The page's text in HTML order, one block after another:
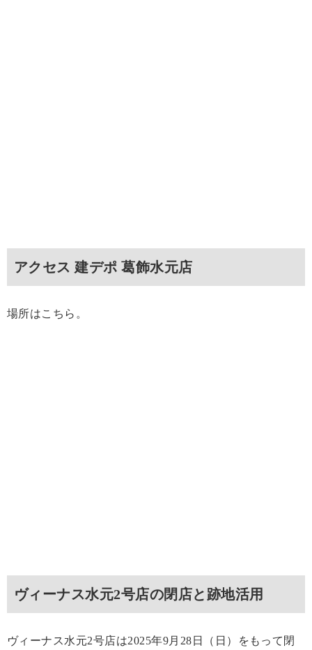
アクセス 建デポ 葛飾水元店
場所はこちら。
ヴィーナス水元2号店の閉店と跡地活用
ヴィーナス水元2号店は2025年9月28日（日）をもって閉